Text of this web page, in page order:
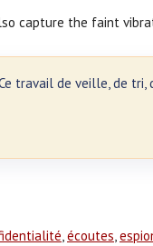
capture the faint
travail de veille, de tri,
, écoutes,